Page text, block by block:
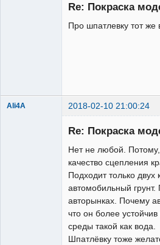
Re: Покраска
Про шпатлевку тот же
Ali4A 2018-02-10 21:00:24
Re: Покраска
Нет не любой.
качество сцепления
Подходит только двух
автомобильный грунт.
авторынках. Почему
что он более
среды такой как вода.
Шпатлёвку тоже